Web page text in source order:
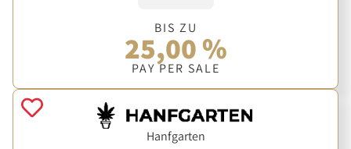
BIS ZU
25,00 %
PAY PER SALE
Hanfgarten